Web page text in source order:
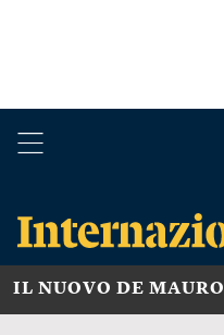
IL NUOVO DE MAURO